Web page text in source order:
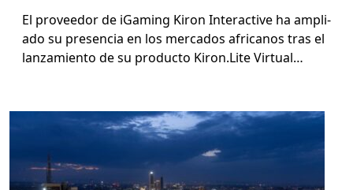
El provee­dor de iGam­ing Kiron Inter­ac­tive ha ampli­
a­do su pres­en­cia en los mer­ca­dos africanos tras el
lan­za­mien­to de su pro­duc­to Kiron.Lite Vir­tu­al…